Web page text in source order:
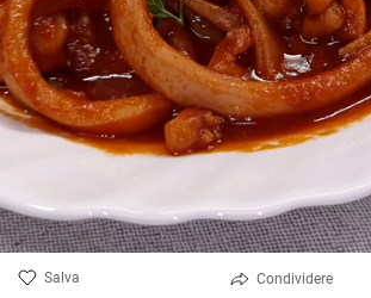
Salva Condividere